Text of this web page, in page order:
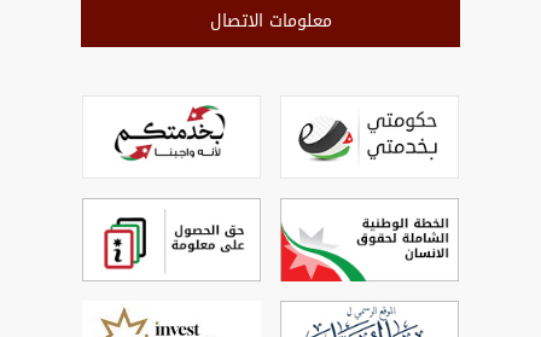
معلومات الاتصال